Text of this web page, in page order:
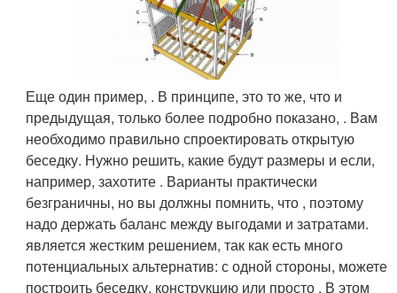
Еще один пример, . В принципе, это то же, что и
предыдущая, только более подробно показано, . Вам
необходимо правильно спроектировать открытую
беседку. Нужно решить, какие будут размеры и если,
например, захотите . Варианты практически
безграничны, но вы должны помнить, что , поэтому
надо держать баланс между выгодами и затратами.
является жестким решением, так как есть много
потенциальных альтернатив: с одной стороны, можете
построить беседку, конструкцию или просто . В этом